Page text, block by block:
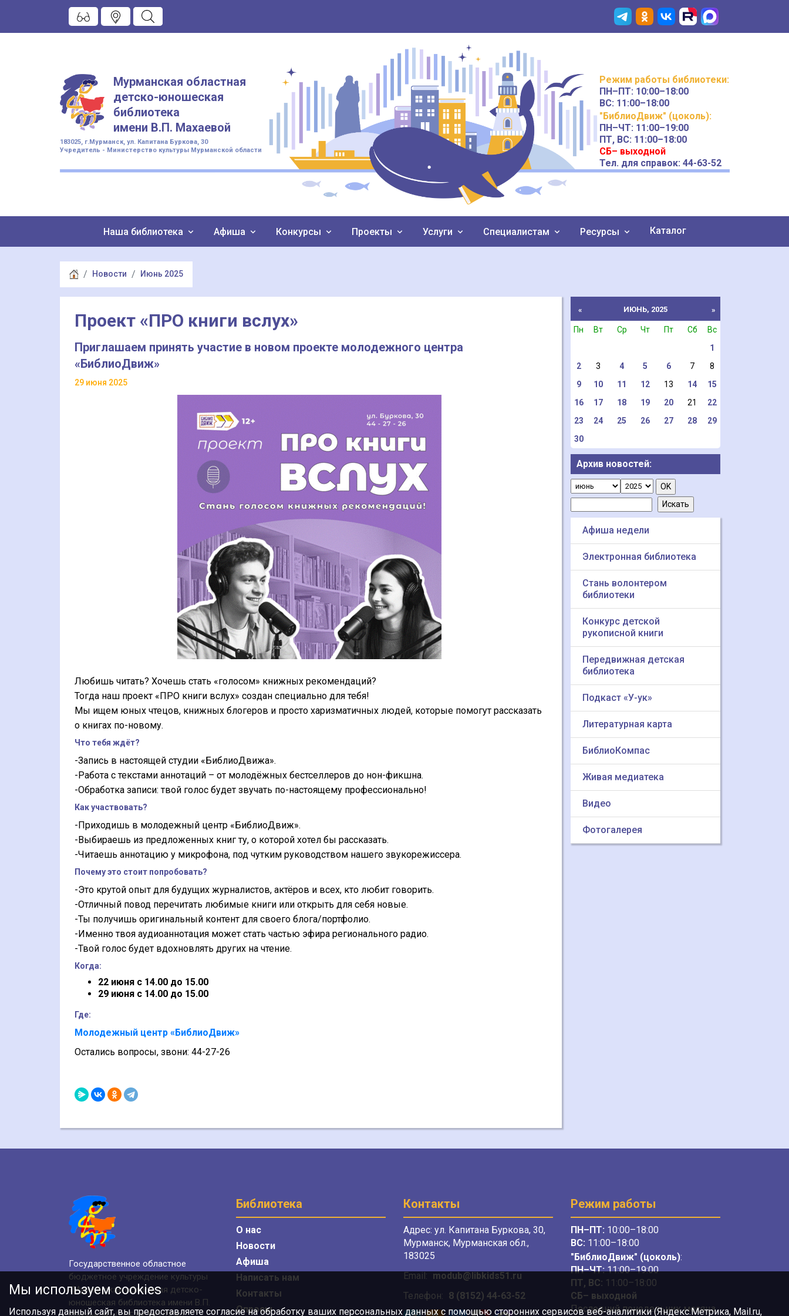
Мурманская областная
детско-юношеская
библиотека
имени В.П. Махаевой
183025, г.Мурманск, ул. Капитана Буркова, 30
Учредитель - Министерство культуры Мурманской области
Режим работы библиотеки:
ПН–ПТ: 10:00–18:00
ВС: 11:00–18:00
"БиблиоДвиж" (цоколь):
ПН–ЧТ: 11:00–19:00
ПТ, ВС: 11:00–18:00
СБ– выходной
Тел. для справок: 44-63-52
Наша библиотека Афиша Конкурсы Проекты Услуги Специалистам Ресурсы Каталог
Новости Июнь 2025
Проект «ПРО книги вслух»
Приглашаем принять участие в новом проекте молодежного центра
«БиблиоДвиж»
29 июня 2025
Любишь читать? Хочешь стать «голосом» книжных рекомендаций?
Тогда наш проект «ПРО книги вслух» создан специально для тебя!
Мы ищем юных чтецов, книжных блогеров и просто харизматичных людей, которые помогут рассказать
о книгах по-новому.
Что тебя ждёт?
-Запись в настоящей студии «БиблиоДвижа».
-Работа с текстами аннотаций – от молодёжных бестселлеров до нон-фикшна.
-Обработка записи: твой голос будет звучать по-настоящему профессионально!
Как участвовать?
-Приходишь в молодежный центр «БиблиоДвиж».
-Выбираешь из предложенных книг ту, о которой хотел бы рассказать.
-Читаешь аннотацию у микрофона, под чутким руководством нашего звукорежиссера.
Почему это стоит попробовать?
-Это крутой опыт для будущих журналистов, актёров и всех, кто любит говорить.
-Отличный повод перечитать любимые книги или открыть для себя новые.
-Ты получишь оригинальный контент для своего блога/портфолио.
-Именно твоя аудиоаннотация может стать частью эфира регионального радио.
-Твой голос будет вдохновлять других на чтение.
Когда:
22 июня с 14.00 до 15.00
29 июня с 14.00 до 15.00
Где:
Молодежный центр «БиблиоДвиж»
Остались вопросы, звони: 44-27-26
« ИЮНЬ, 2025 »
Пн Вт Ср Чт Пт Сб
Вс
1
2
3 4 5 6 7
8
9
10 11 12 13 14
15
16
17 18 19 20 21
22
23
24 25 26 27 28
29
30
Архив новостей:
Афиша недели
Электронная библиотека
Стань волонтером
библиотеки
Конкурс детской
рукописной книги
Передвижная детская
библиотека
Подкаст «У-ук»
Литературная карта
БиблиоКомпас
Живая медиатека
Видео
Фотогалерея
Государственное областное
бюджетное учреждение культуры
«Мурманская областная детско-
юношеская библиотека имени В.П.
Библиотека
О нас
Новости
Афиша
Написать нам
Контакты
Опросы
Контакты
Адрес: ул. Капитана Буркова, 30,
Мурманск, Мурманская обл.,
183025
Email: modub@libkids51.ru
Телефон: 8 (8152) 44-63-52
Режим работы
ПН–ПТ: 10:00–18:00
ВС: 11:00–18:00
"БиблиоДвиж" (цоколь):
ПН–ЧТ:11:00–19:00
ПТ, ВС: 11:00–18:00
СБ– выходной
Последний понедельник месяца
Мы используем cookies
Используя данный сайт, вы предоставляете согласие на обработку ваших персональных данных с помощью сторонних сервисов веб-аналитики (Яндекс.Метрика, Mail.ru,